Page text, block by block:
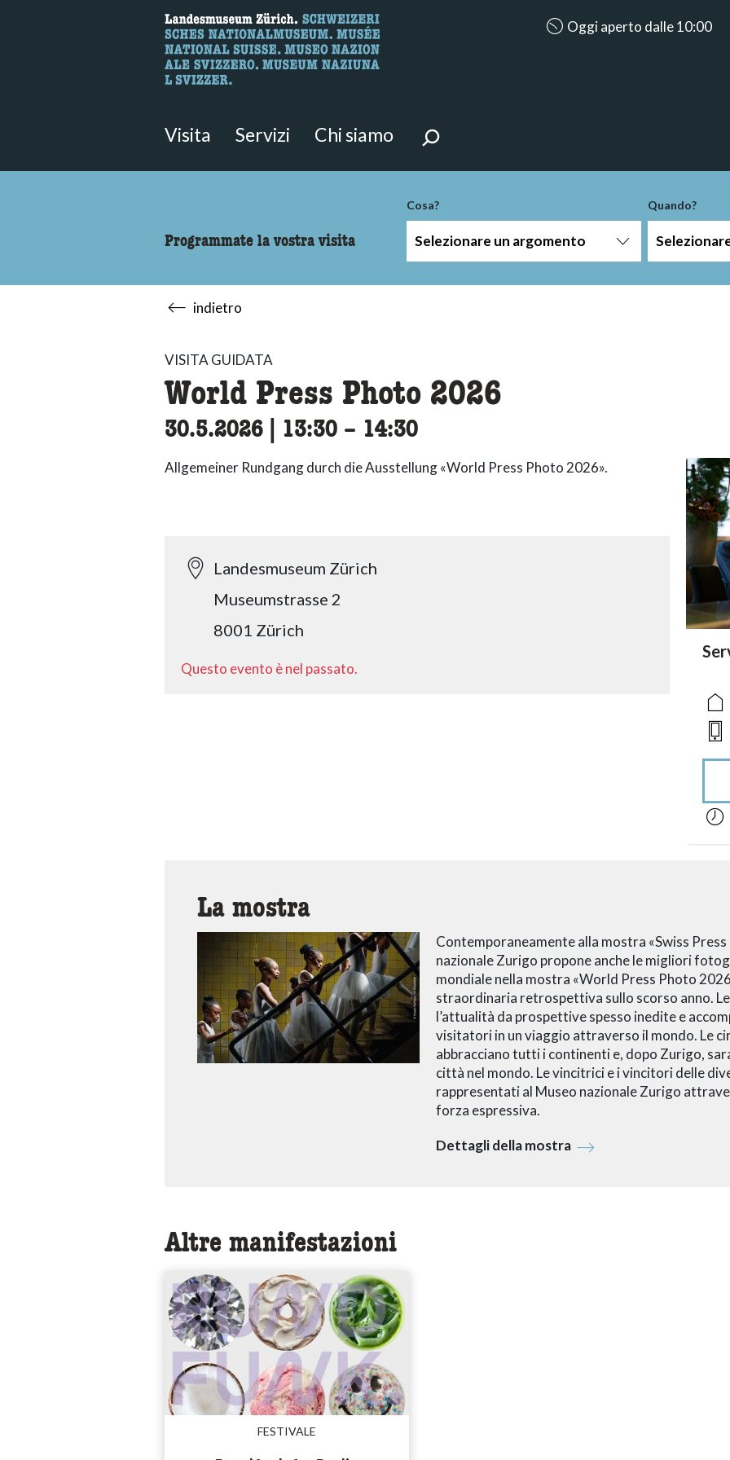
Qui è possibile cercare i contenuti della pagina.
Oggi aperto dalle 10:00
Visita Servizi Chi siamo
Programmate la vostra visita
Cosa?
Selezionare un argomento
Quando?
indietro
VISITA GUIDATA
World Press Photo 2026
30.5.2026 13:30 accessibility.time_to
– 14:30
Allgemeiner Rundgang durch die Ausstellung «World Press Photo 2026».
Landesmuseum Zürich
Museumstrasse 2
8001 Zürich
Questo evento è nel passato.
La mostra
Contemporaneamente alla mostra «Swiss
nazionale Zurigo propone anche le migliori
mondiale nella mostra «World Press Photo
straordinaria retrospettiva sullo scorso anno.
l’attualità da prospettive spesso inedite e
visitatori in un viaggio attraverso il mondo. Le
abbracciano tutti i continenti e, dopo Zurigo,
città nel mondo. Le vincitrici e i vincitori delle
rappresentati al Museo nazionale Zurigo
forza espressiva.
Dettagli della mostra
Altre manifestazioni
FESTIVALE